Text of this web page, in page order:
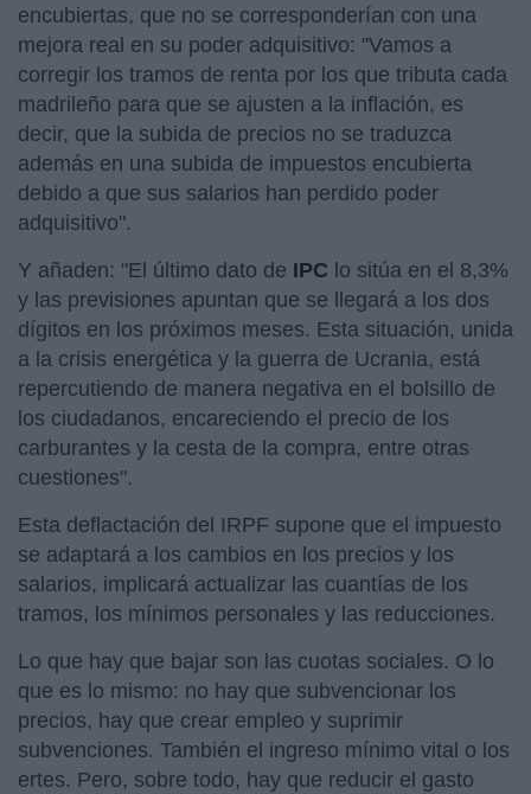
encubiertas, que no se corresponderían con una
mejora real en su poder adquisitivo: "Vamos a
corregir los tramos de renta por los que tributa cada
madrileño para que se ajusten a la inflación, es
decir, que la subida de precios no se traduzca
además en una subida de impuestos encubierta
debido a que sus salarios han perdido poder
adquisitivo".
Y añaden: "El último dato de IPC lo sitúa en el 8,3%
y las previsiones apuntan que se llegará a los dos
dígitos en los próximos meses. Esta situación, unida
a la crisis energética y la guerra de Ucrania, está
repercutiendo de manera negativa en el bolsillo de
los ciudadanos, encareciendo el precio de los
carburantes y la cesta de la compra, entre otras
cuestiones".
Esta deflactación del IRPF supone que el impuesto
se adaptará a los cambios en los precios y los
salarios, implicará actualizar las cuantías de los
tramos, los mínimos personales y las reducciones.
Lo que hay que bajar son las cuotas sociales. O lo
que es lo mismo: no hay que subvencionar los
precios, hay que crear empleo y suprimir
subvenciones. También el ingreso mínimo vital o los
ertes. Pero, sobre todo, hay que reducir el gasto